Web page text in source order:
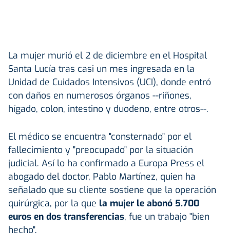
La mujer murió el 2 de diciembre en el Hospital
Santa Lucía tras casi un mes ingresada en la
Unidad de Cuidados Intensivos (UCI), donde entró
con daños en numerosos órganos --riñones,
hígado, colon, intestino y duodeno, entre otros--.
El médico se encuentra "consternado" por el
fallecimiento y "preocupado" por la situación
judicial. Así lo ha confirmado a Europa Press el
abogado del doctor, Pablo Martínez, quien ha
señalado que su cliente sostiene que la operación
quirúrgica, por la que la mujer le abonó 5.700
euros en dos transferencias, fue un trabajo "bien
hecho".